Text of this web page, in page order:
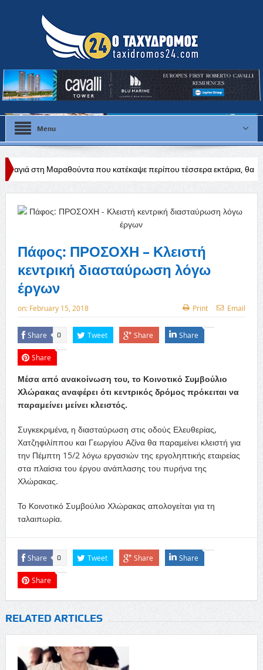
Menu
που κατέκαψε περίπου τέσσερα εκτάρια, θα διερευνηθούν τα
άδεια
Πάφος: ΠΡΟΣΟΧΗ – Κλειστή
κεντρική διασταύρωση λόγω
έργων
on: February 15, 2018 Print Email
Share 0 Tweet Share Share
Share
Μέσα από ανακοίνωση του, το Κοινοτικό Συμβούλιο
Χλώρακας αναφέρει ότι κεντρικός δρόμος πρόκειται να
παραμείνει μείνει κλειστός.
Συγκεκριμένα, η διασταύρωση στις οδούς Ελευθερίας,
Χατζηφιλίππου και Γεωργίου Αζίνα θα παραμείνει κλειστή για
την Πέμπτη 15/2 λόγω εργασιών της εργοληπτικής εταιρείας
στα πλαίσια του έργου ανάπλασης του πυρήνα της
Χλώρακας.
Το Κοινοτικό Συμβούλιο Χλώρακας απολογείται για τη
ταλαιπωρία.
Share 0 Tweet Share Share
Share
RELATED ARTICLES